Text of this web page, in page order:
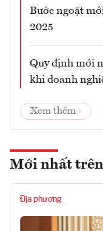
Bước ngoặt
2025
Quy định mới
khi doanh
Xem thêm
Mới nhất trên
Địa phương